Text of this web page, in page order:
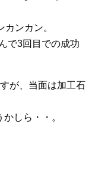
ンカン。
で3回目での成功
が、当面は加工石
しら・・。